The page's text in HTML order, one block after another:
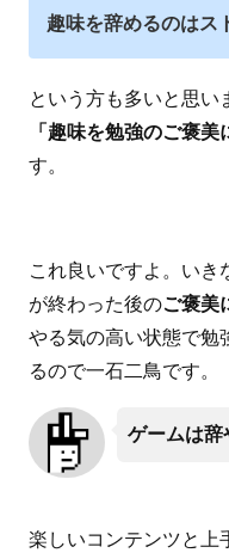
趣味を辞めるのは
という方も多いと思い
「趣味を勉強のご褒美
す。
これ良いですよ。いき
が終わった後のご褒美
やる気の高い状態で勉
るので一石二鳥です。
ゲームは辞
楽しいコンテンツと上